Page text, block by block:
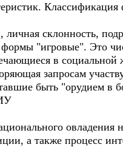
склонность,
"игровые". Это
в
запросам
быть "орудием в
овладения
а также процесс